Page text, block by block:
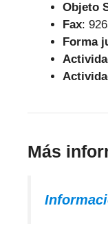
Objeto
Fax:
Forma
Más